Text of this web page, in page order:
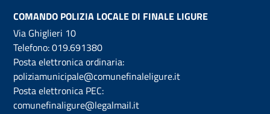
COMANDO POLIZIA LOCALE DI FINALE LIGURE
Via Ghiglieri 10
Telefono:019.691380
Posta elettronica ordinaria:
poliziamunicipale@comunefinaleligure.it
Posta elettronica PEC:
comunefinaligure@legalmail.it